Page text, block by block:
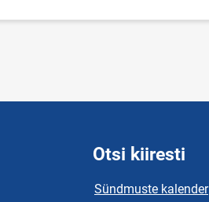
Otsi kiiresti
Sündmuste kalender